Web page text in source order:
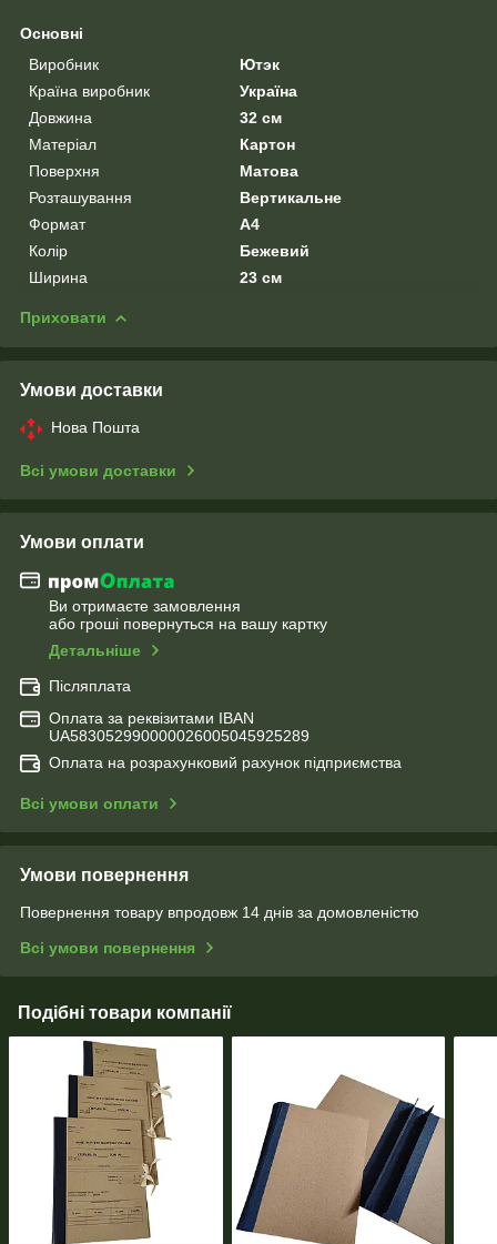
Основні
Виробник
Ютэк
Країна виробник
Україна
Довжина
32 см
Матеріал
Картон
Поверхня
Матова
Розташування
Вертикальне
Формат
A4
Колір
Бежевий
Ширина
23 см
Приховати
Умови доставки
Нова Пошта
Всі умови доставки
Умови оплати
Ви отримаєте замовлення
або гроші повернуться на вашу картку
Детальніше
Післяплата
Оплата за реквізитами IBAN
UA583052990000026005045925289
Оплата на розрахунковий рахунок підприємства
Всі умови оплати
Умови повернення
Повернення товару впродовж 14 днів за домовленістю
Всі умови повернення
Подібні товари компанії